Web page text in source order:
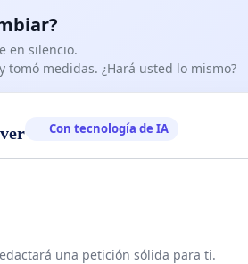
en silencio.
tomó medidas. ¿Hará usted lo mismo?
Con tecnología de IA
una petición sólida para ti.